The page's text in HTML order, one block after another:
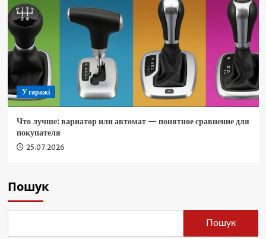
У гаражі
Что лучше: вариатор или автомат — понятное сравнение для
покупателя
25.07.2026
Пошук
Пошук